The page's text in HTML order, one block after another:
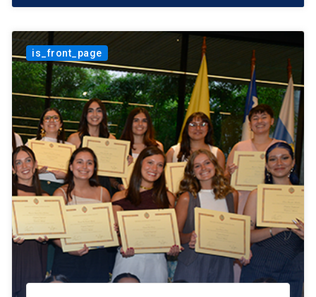
is_front_page